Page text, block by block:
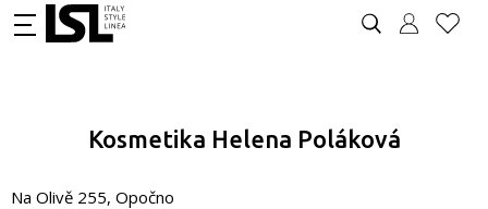
Kosmetika Helena Poláková
Na Olivě 255, Opočno